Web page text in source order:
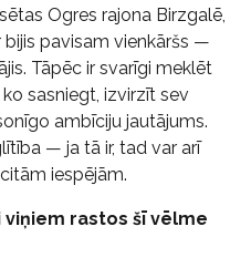
Ogres rajona Birzgalē,
bijis pavisam vienkāršs —
Tāpēc ir svarīgi meklēt
sasniegt, izvirzīt sev
ambīciju jautājums.
— ja tā ir, tad var arī
iespējām.
rastos šī vēlme